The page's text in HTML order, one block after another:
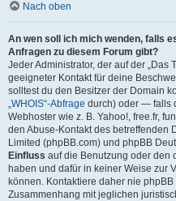
Nach oben
An wen soll ich mich wenden, falls
Anfragen zu diesem Forum gibt?
Jeder Administrator, der auf der „Das
geeigneter Kontakt für deine
solltest du den Besitzer der Domain
„WHOIS“-Abfrage durch) oder — falls
Webhoster wie z. B. Yahoo!, free.fr,
den Abuse-Kontakt des betreffenden
Limited (phpBB.com) und phpBB
Einfluss auf die Benutzung oder den
haben und dafür in keiner Weise zur
können. Kontaktiere daher nie
Zusammenhang mit jeglichen